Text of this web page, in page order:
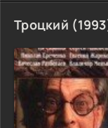
его слова
когда жертвой
президенты, что
поддержку, Луиджи
зубастого
Троцкий (1993